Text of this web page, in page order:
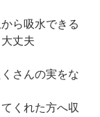
ら吸水できる
丈夫
さんの実をな
くれた方へ収